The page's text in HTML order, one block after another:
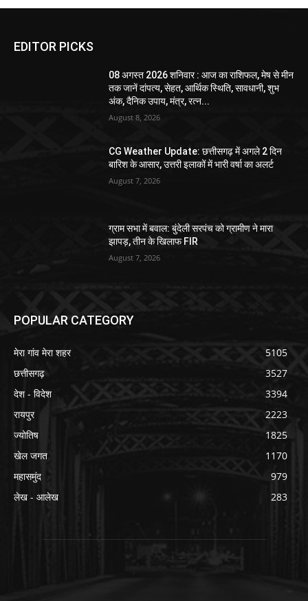
EDITOR PICKS
08 अगस्त 2026 शनिवार : आज का राशिफल, मेष से मीन
तक जानें दांपत्य, सेहत, आर्थिक स्थिति, सावधानी, शुभ
अंक, दैनिक उपाय, मंत्र, रत्न...
August 8, 2026
CG Weather Update: छत्तीसगढ़ में अगले 2 दिन
बारिश के आसार, उत्तरी इलाकों में भारी वर्षा का अलर्ट
August 7, 2026
ग्राम सभा में बवाल: बुंदेली सरपंच को ग्रामीण ने मारा
झापड़, तीन के खिलाफ FIR
August 7, 2026
POPULAR CATEGORY
मेरा गांव मेरा शहर
5105
छत्तीसगढ़
3527
देश - विदेश
3394
रायपुर
2223
ज्योतिष
1825
खेल जगत
1170
महासमुंद
979
लेख - आलेख
283